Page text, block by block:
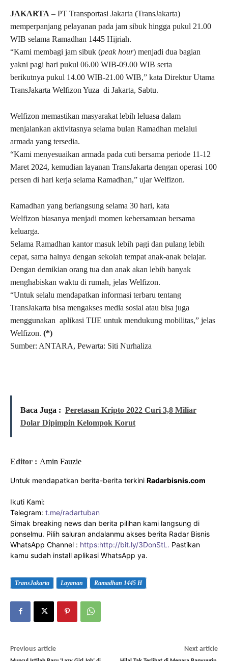
JAKARTA – PT Transportasi Jakarta (TransJakarta)
memperpanjang pelayanan pada jam sibuk hingga pukul 21.00
WIB selama Ramadhan 1445 Hijriah.
“Kami membagi jam sibuk (peak hour) menjadi dua bagian
yakni pagi hari pukul 06.00 WIB-09.00 WIB serta
berikutnya pukul 14.00 WIB-21.00 WIB,” kata Direktur Utama
TransJakarta Welfizon Yuza di Jakarta, Sabtu.
Welfizon memastikan masyarakat lebih leluasa dalam
menjalankan aktivitasnya selama bulan Ramadhan melalui
armada yang tersedia.
“Kami menyesuaikan armada pada cuti bersama periode 11-12
Maret 2024, kemudian layanan TransJakarta dengan operasi 100
persen di hari kerja selama Ramadhan,” ujar Welfizon.
Ramadhan yang berlangsung selama 30 hari, kata
Welfizon biasanya menjadi momen kebersamaan bersama
keluarga.
Selama Ramadhan kantor masuk lebih pagi dan pulang lebih
cepat, sama halnya dengan sekolah tempat anak-anak belajar.
Dengan demikian orang tua dan anak akan lebih banyak
menghabiskan waktu di rumah, jelas Welfizon.
“Untuk selalu mendapatkan informasi terbaru tentang
TransJakarta bisa mengakses media sosial atau bisa juga
menggunakan aplikasi TIJE untuk mendukung mobilitas,” jelas
Welfizon. (*)
Sumber: ANTARA, Pewarta: Siti Nurhaliza
Baca Juga : Peretasan Kripto 2022 Curi 3,8 Miliar
Dolar Dipimpin Kelompok Korut
Editor : Amin Fauzie
Untuk mendapatkan berita-berita terkini Radarbisnis.com
Ikuti Kami:
Telegram: t.me/radartuban
Simak breaking news dan berita pilihan kami langsung di
ponselmu. Pilih saluran andalanmu akses berita Radar Bisnis
WhatsApp Channel : https:http://bit.ly/3DonStL. Pastikan
kamu sudah install aplikasi WhatsApp ya.
TransJakarta Layanan Ramadhan 1445 H
Previous article Next article